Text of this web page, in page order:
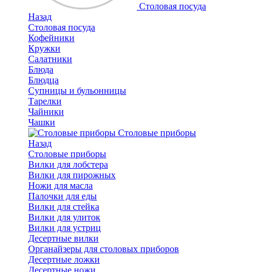
Столовая посуда
Назад
Столовая посуда
Кофейники
Кружки
Салатники
Блюда
Блюдца
Супницы и бульонницы
Тарелки
Чайники
Чашки
Cтоловые приборы
Назад
Cтоловые приборы
Вилки для лобстера
Вилки для пирожных
Ножи для масла
Палочки для еды
Вилки для стейка
Вилки для улиток
Вилки для устриц
Десертные вилки
Органайзеры для столовых приборов
Десертные ложки
Десертные ножи